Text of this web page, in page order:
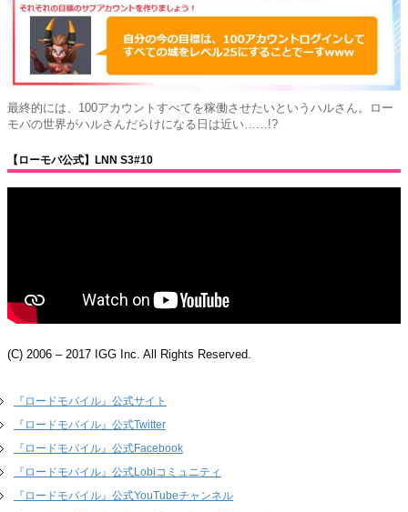
最終的には、100アカウントすべてを稼働させたいというハルさん。ロー
モバの世界がハルさんだらけになる日は近い……!?
【ローモバ公式】LNN S3#10
(C) 2006 – 2017 IGG Inc. All Rights Reserved.
『ロードモバイル』公式サイト
『ロードモバイル』公式Twitter
『ロードモバイル』公式Facebook
『ロードモバイル』公式Lobiコミュニティ
『ロードモバイル』公式YouTubeチャンネル